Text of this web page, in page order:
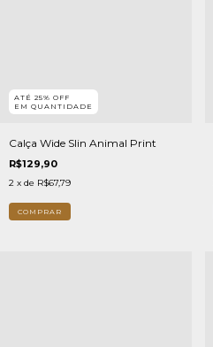
ATÉ 25% OFF
EM QUANTIDADE
Calça Wide Slin Animal Print
R$129,90
2 x de R$67,79
COMPRAR